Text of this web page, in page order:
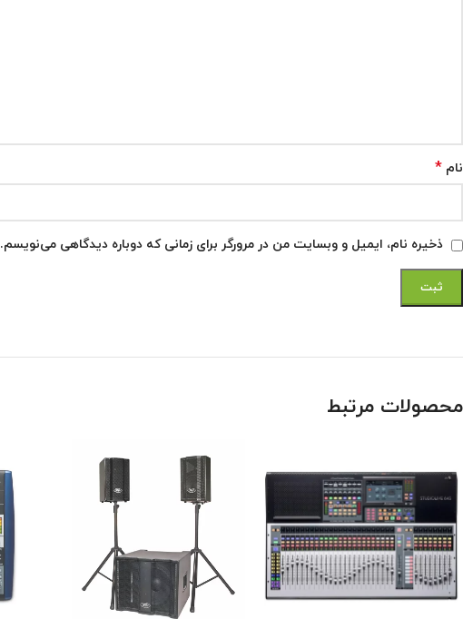
نام *
ذخیره نام، ایمیل و وبسایت من در مرورگر برای زمانی که دوباره دیدگاهی می‌نویسم.
محصولات مرتبط